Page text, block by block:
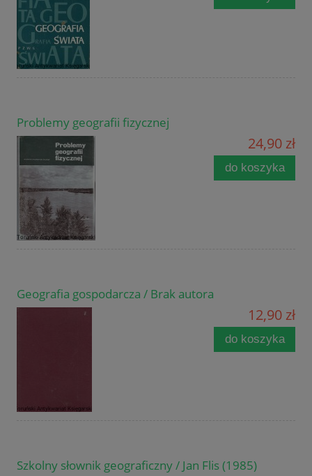
Problemy geografii fizycznej
24,90 zł
do koszyka
Geografia gospodarcza / Brak autora
12,90 zł
do koszyka
Szkolny słownik geograficzny / Jan Flis (1985)